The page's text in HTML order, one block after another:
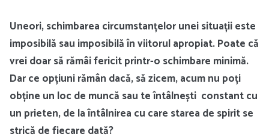
Uneori, schimbarea circumstanțelor unei situații este
imposibilă sau imposibilă în viitorul apropiat. Poate că
vrei doar să rămâi fericit printr-o schimbare minimă.
Dar ce opțiuni rămân dacă, să zicem, acum nu poți
obține un loc de muncă sau te întâlnești constant cu
un prieten, de la întâlnirea cu care starea de spirit se
strică de fiecare dată?